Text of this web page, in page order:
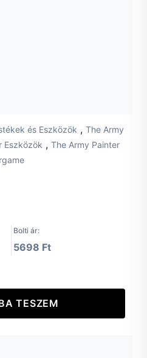
és Eszközök , The Army
Eszközök , The Army Painter
Bolti ár:
5698 Ft
TESZEM